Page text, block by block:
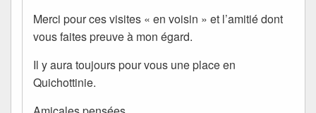
Merci pour ces visites « en voisin » et l’amitié dont
vous faites preuve à mon égard.
Il y aura toujours pour vous une place en
Quichottinie.